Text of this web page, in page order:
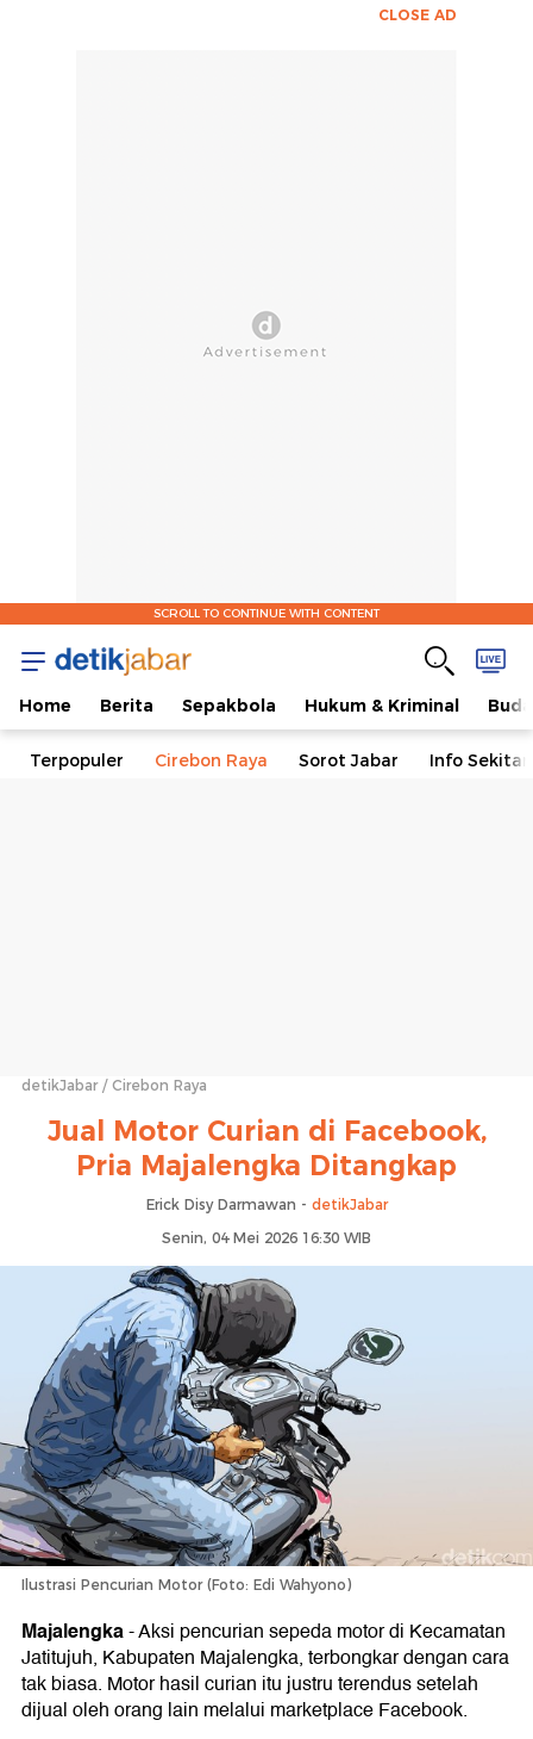
CLOSE AD
SCROLL TO CONTINUE WITH CONTENT
Home Berita Sepakbola Hukum & Kriminal
Terpopuler Cirebon Raya Sorot Jabar Info
detikJabar Cirebon Raya
Jual Motor Curian di Facebook,
Pria Majalengka Ditangkap
Erick Disy Darmawan - detikJabar
Senin, 04 Mei 2026 16:30 WIB
Ilustrasi Pencurian Motor (Foto: Edi Wahyono)
Majalengka-Aksi pencurian sepeda motor di Kecamatan
Jatitujuh, Kabupaten Majalengka, terbongkar dengan cara
tak biasa. Motor hasil curian itu justru terendus setelah
dijual oleh orang lain melalui marketplace Facebook.